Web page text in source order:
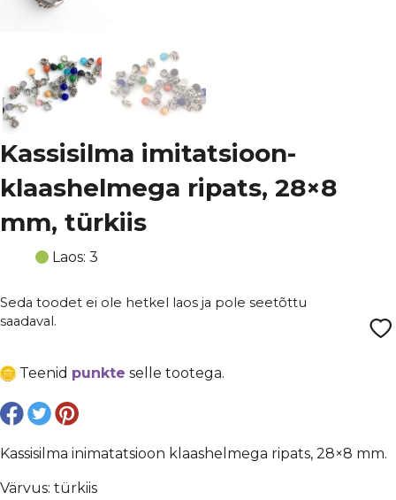
Kassisilma imitatsioon-
klaashelmega ripats, 28×8
mm, türkiis
Laos: 3
Seda toodet ei ole hetkel laos ja pole seetõttu
saadaval.
Teenid punkte selle tootega.
Kassisilma inimatatsioon klaashelmega ripats, 28×8 mm.
Värvus: türkiis